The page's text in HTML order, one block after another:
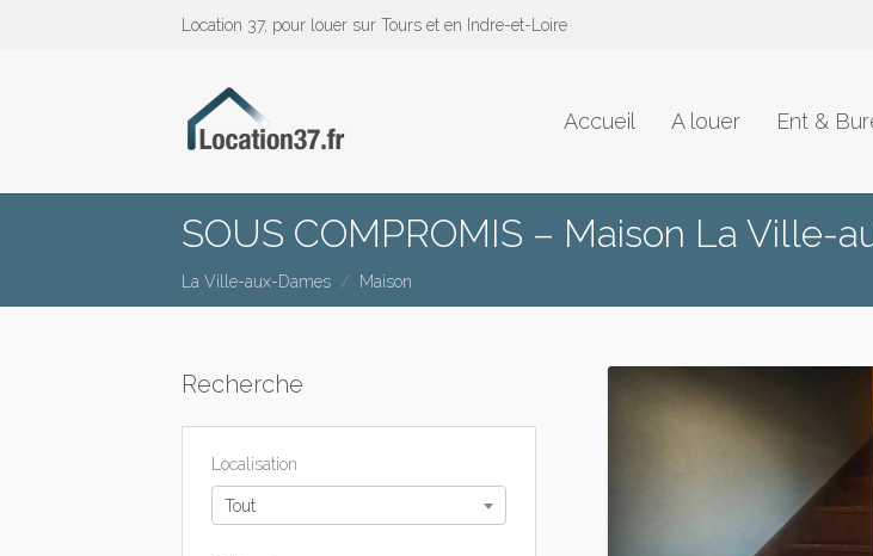
Location 37, pour louer sur Tours et en Indre-et-Loire
Accueil A louer Ent &
SOUS COMPROMIS – Maison La Ville-
La Ville-aux-Dames Maison
Recherche
Localisation
Tout